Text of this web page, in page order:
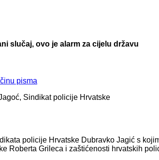
slučaj, ovo je alarm za cijelu državu
pisma
Sindikat policije Hrvatske
policije Hrvatske Dubravko Jagić s
Roberta Grileca i zaštićenosti hrvatskih